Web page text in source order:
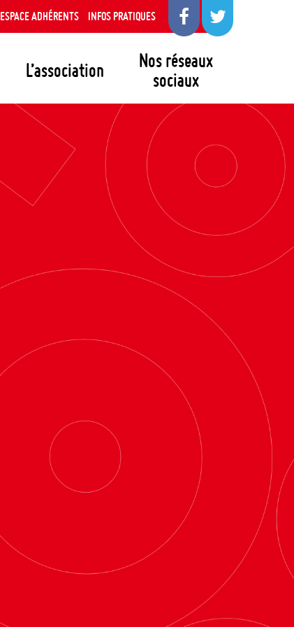
L’association
Nos réseaux
sociaux
ESPACE ADHÉRENTS INFOS PRATIQUES